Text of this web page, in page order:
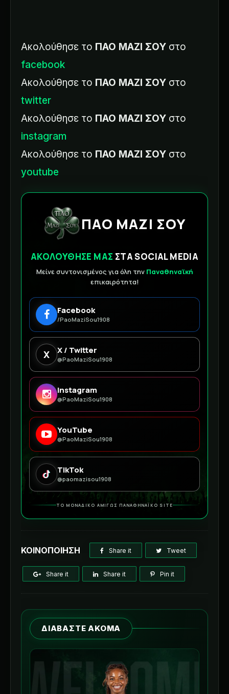
Ακολούθησε το ΠΑΟ ΜΑΖΙ ΣΟΥ στο
facebook
Ακολούθησε το ΠΑΟ ΜΑΖΙ ΣΟΥ στο
twitter
Ακολούθησε το ΠΑΟ ΜΑΖΙ ΣΟΥ στο
instagram
Ακολούθησε το ΠΑΟ ΜΑΖΙ ΣΟΥ στο
youtube
ΠΑΟ ΜΑΖΙ ΣΟΥ
ΑΚΟΛΟΥΘΗΣΕ ΜΑΣ ΣΤΑ SOCIAL MEDIA
Μείνε συντονισμένος για όλη την Παναθηναϊκή
επικαιρότητα!
Facebook
/PaoMaziSou1908
X X / Twitter
@PaoMaziSou1908
Instagram
@PaoMaziSou1908
YouTube
@PaoMaziSou1908
TikTok
@paomazisou1908
ΤΟ ΜΟΝΑΔΙΚΟ ΑΜΙΓΩΣ ΠΑΝΑΘΗΝΑΪΚΟ SITE
ΚΟΙΝΟΠΟΙΗΣΗ Share it Tweet
Share it Share it Pin it
ΔΙΑΒΑΣΤΕ ΑΚΟΜΑ